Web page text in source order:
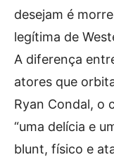
desejam é
legítima de
A diferença
atores que
Ryan Condal, o
“uma delícia e
blunt, físico e